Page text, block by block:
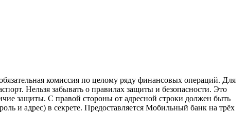
комиссия по целому ряду финансовых операций. Для
Нельзя забывать о правилах защиты и безопасности. Это
защиты. С правой стороны от адресной строки должен быть
и адрес) в секрете. Предоставляется Мобильный банк на трёх